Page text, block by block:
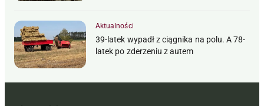
Aktualności
39-latek wypadł z ciągnika na polu. A 78-
latek po zderzeniu z autem